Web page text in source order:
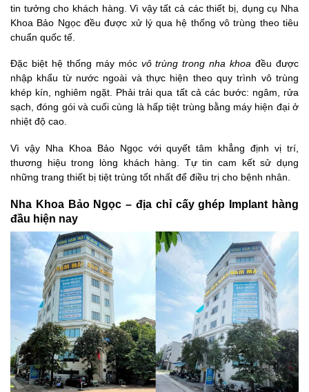
tin tưởng cho khách hàng. Vì vậy tất cả các thiết bị, dụng cụ Nha
Khoa Bảo Ngọc đều được xử lý qua hệ thống vô trùng theo tiêu
chuẩn quốc tế.
Đặc biệt hệ thống máy móc vô trùng trong nha khoa đều được
nhập khẩu từ nước ngoài và thực hiện theo quy trình vô trùng
khép kín, nghiêm ngặt. Phải trải qua tất cả các bước: ngâm, rửa
sạch, đóng gói và cuối cùng là hấp tiệt trùng bằng máy hiện đại ở
nhiệt độ cao.
Vì vậy Nha Khoa Bảo Ngọc với quyết tâm khẳng định vị trí,
thương hiệu trong lòng khách hàng. Tự tin cam kết sử dụng
những trang thiết bị tiệt trùng tốt nhất để điều trị cho bệnh nhân.
Nha Khoa Bảo Ngọc – địa chỉ cấy ghép Implant hàng
đầu hiện nay